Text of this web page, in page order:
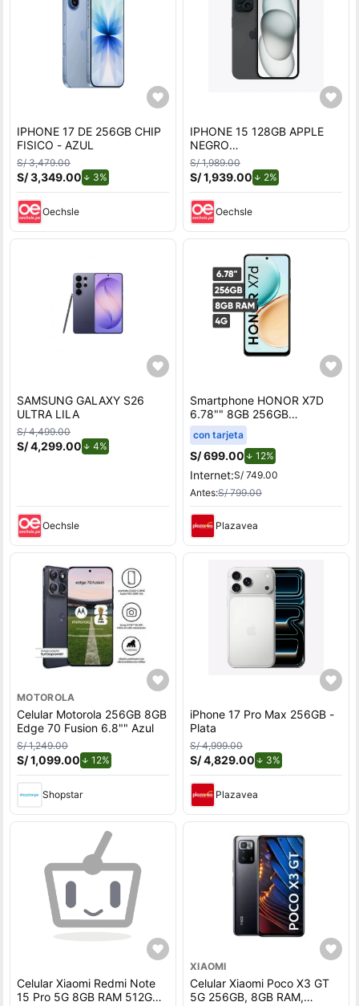
IPHONE 17 DE 256GB CHIP
FISICO - AZUL
S/ 3,479.00
S/ 3,349.00 3%
Oechsle
IPHONE 15 128GB APPLE
NEGRO
REACONDICIONADO
S/ 1,989.00
S/ 1,939.00 2%de descuento.
Oechsle
SAMSUNG GALAXY S26
ULTRA LILA
S/ 4,499.00
S/ 4,299.00 4%
Oechsle
Smartphone HONOR X7D
6.78"" 8GB 256GB
108MP+2MP Negro
con tarjeta
S/ 699.00 12%de descuento.
Internet:S/ 749.00
Antes:S/ 799.00
Plazavea
MOTOROLA
Celular Motorola 256GB 8GB
Edge 70 Fusion 6.8"" Azul
S/ 1,249.00
S/ 1,099.00 12%
Shopstar
iPhone 17 Pro Max 256GB -
Plata
S/ 4,999.00
S/ 4,829.00 3%de descuento.
Plazavea
Celular Xiaomi Redmi Note
15 Pro 5G 8GB RAM 512GB
XIAOMI
Celular Xiaomi Poco X3 GT
5G 256GB, 8GB RAM,